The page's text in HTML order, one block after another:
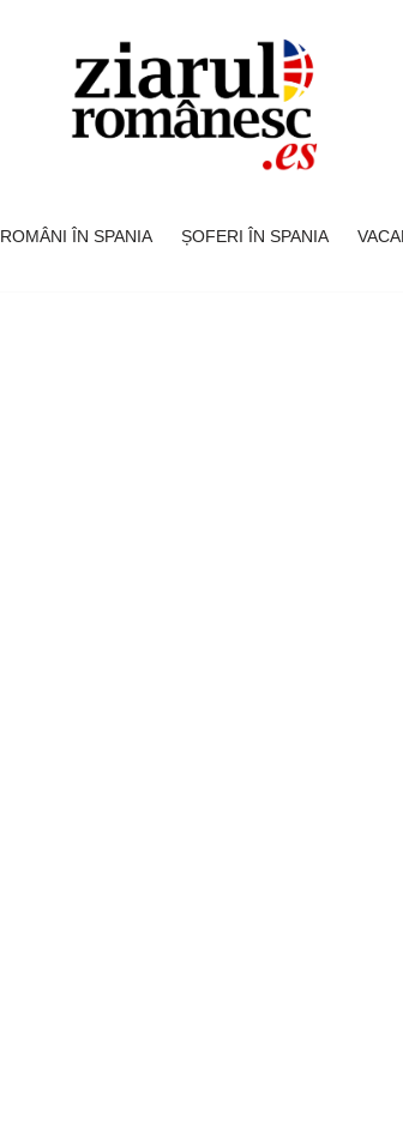
ROMÂNI ÎN SPANIA ȘOFERI ÎN SPANIA